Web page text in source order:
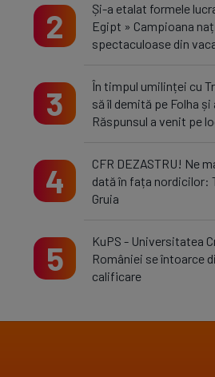
2
Și-a etalat formele
Egipt » Campioana
spectaculoase din
3
În timpul umilinței cu
să îl demită pe Folha
Răspunsul a venit pe
4
CFR DEZASTRU! Ne
dată în fața nordicilor:
Gruia
5
KuPS - Universitatea
României se întoarce
calificare